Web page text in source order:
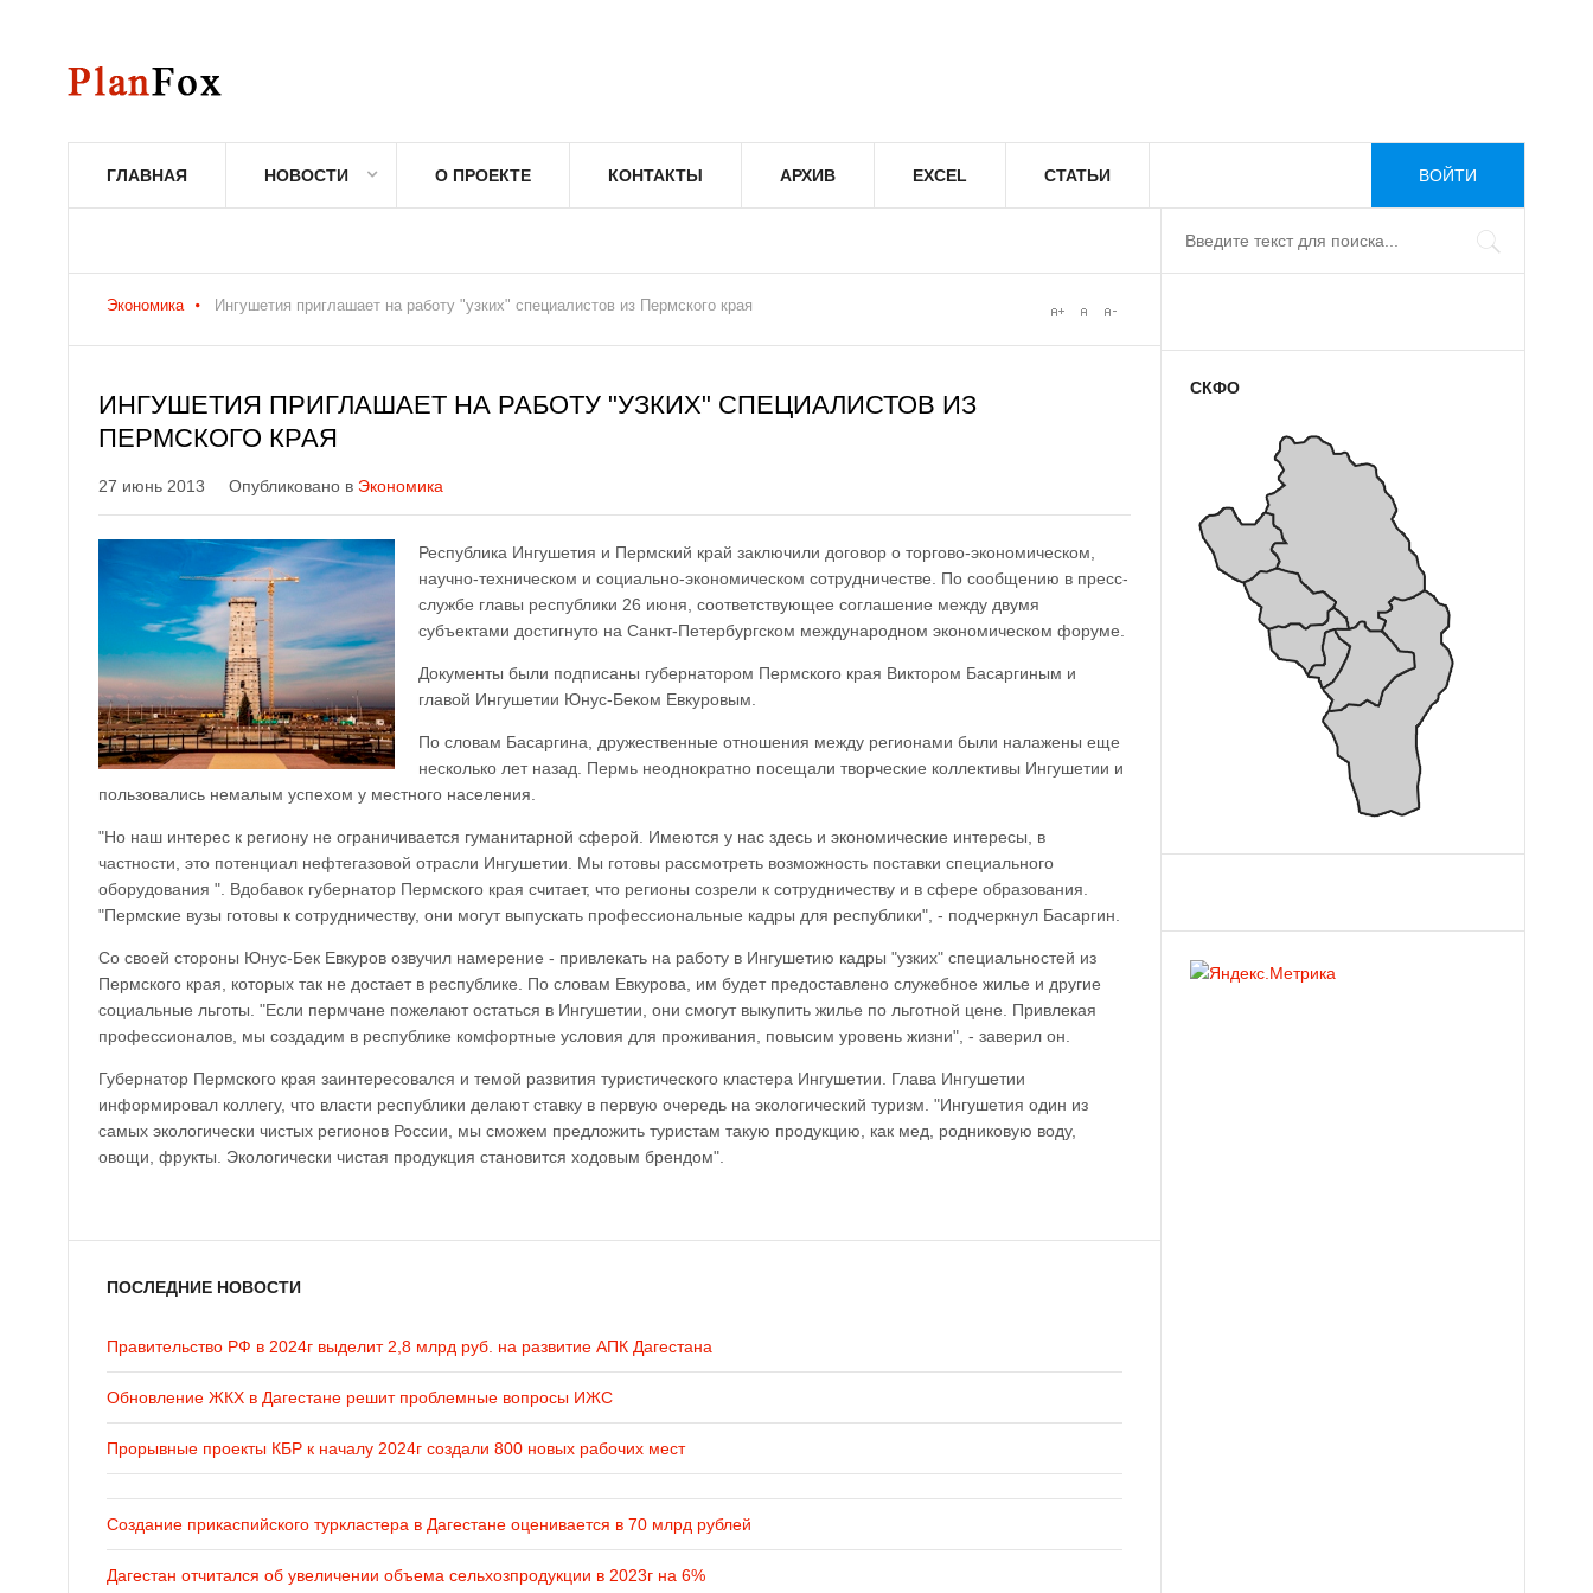
ГЛАВНАЯ НОВОСТИ О ПРОЕКТЕ КОНТАКТЫ АРХИВ EXCEL СТАТЬИ ВОЙТИ
Экономика Ингушетия приглашает на работу "узких" специалистов из Пермского края
ИНГУШЕТИЯ ПРИГЛАШАЕТ НА РАБОТУ "УЗКИХ" СПЕЦИАЛИСТОВ ИЗ
ПЕРМСКОГО КРАЯ
27 июнь 2013 Опубликовано в Экономика
Республика Ингушетия и Пермский край заключили договор о торгово-экономическом,
научно-техническом и социально-экономическом сотрудничестве. По сообщению в пресс-
службе главы республики 26 июня, соответствующее соглашение между двумя
субъектами достигнуто на Санкт-Петербургском международном экономическом форуме.
Документы были подписаны губернатором Пермского края Виктором Басаргиным и
главой Ингушетии Юнус-Беком Евкуровым.
По словам Басаргина, дружественные отношения между регионами были налажены еще
несколько лет назад. Пермь неоднократно посещали творческие коллективы Ингушетии и
пользовались немалым успехом у местного населения.
"Но наш интерес к региону не ограничивается гуманитарной сферой. Имеются у нас здесь и экономические интересы, в
частности, это потенциал нефтегазовой отрасли Ингушетии. Мы готовы рассмотреть возможность поставки специального
оборудования ". Вдобавок губернатор Пермского края считает, что регионы созрели к сотрудничеству и в сфере образования.
"Пермские вузы готовы к сотрудничеству, они могут выпускать профессиональные кадры для республики", - подчеркнул Басаргин.
Со своей стороны Юнус-Бек Евкуров озвучил намерение - привлекать на работу в Ингушетию кадры "узких" специальностей из
Пермского края, которых так не достает в республике. По словам Евкурова, им будет предоставлено служебное жилье и другие
социальные льготы. "Если пермчане пожелают остаться в Ингушетии, они смогут выкупить жилье по льготной цене. Привлекая
профессионалов, мы создадим в республике комфортные условия для проживания, повысим уровень жизни", - заверил он.
Губернатор Пермского края заинтересовался и темой развития туристического кластера Ингушетии. Глава Ингушетии
информировал коллегу, что власти республики делают ставку в первую очередь на экологический туризм. "Ингушетия один из
самых экологически чистых регионов России, мы сможем предложить туристам такую продукцию, как мед, родниковую воду,
овощи, фрукты. Экологически чистая продукция становится ходовым брендом".
ПОСЛЕДНИЕ НОВОСТИ
Правительство РФ в 2024г выделит 2,8 млрд руб. на развитие АПК Дагестана
Обновление ЖКХ в Дагестане решит проблемные вопросы ИЖС
Прорывные проекты КБР к началу 2024г создали 800 новых рабочих мест
Создание прикаспийского туркластера в Дагестане оценивается в 70 млрд рублей
Дагестан отчитался об увеличении объема сельхозпродукции в 2023г на 6%
СКФО